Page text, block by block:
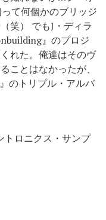
て何個かのブリッジ
笑） でもJ・ディラ
』のプロジ
れた。俺達はそのヴ
ことはなかったが、
のトリプル・アルバ
トロニクス・サンプ